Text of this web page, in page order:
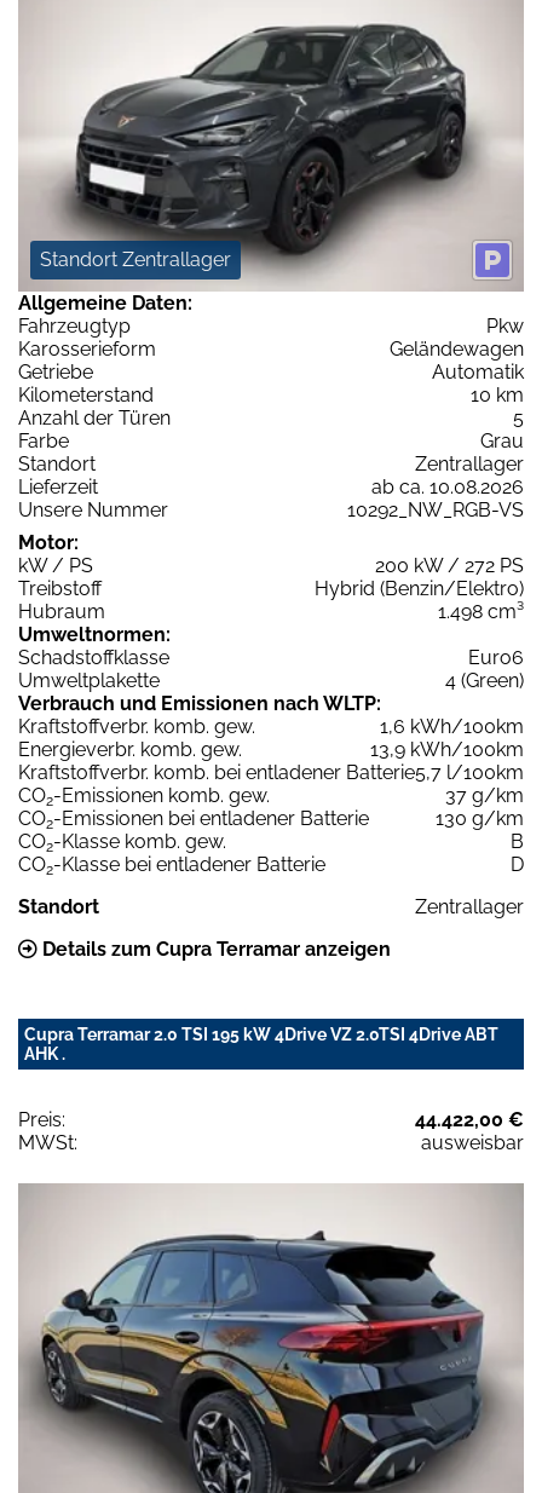
Standort Zentrallager
Allgemeine Daten:
Fahrzeugtyp
Pkw
Karosserieform
Geländewagen
Getriebe
Automatik
Kilometerstand
10 km
Anzahl der Türen
5
Farbe
Grau
Standort
Zentrallager
Lieferzeit
ab ca. 10.08.2026
Unsere Nummer
10292_NW_RGB-VS
Motor:
kW / PS
200 kW / 272 PS
Treibstoff
Hybrid (Benzin/Elektro)
Hubraum
1.498 cm³
Umweltnormen:
Schadstoffklasse
Euro6
Umweltplakette
4 (Green)
Verbrauch und Emissionen nach WLTP:
Kraftstoffverbr. komb. gew.
1,6 kWh/100km
Energieverbr. komb. gew.
13,9 kWh/100km
Kraftstoffverbr. komb. bei entladener Batterie5,7 l/100km
CO2-Emissionen komb. gew.
37 g/km
CO2-Emissionen bei entladener Batterie
130 g/km
CO2-Klasse komb. gew.
B
CO2-Klasse bei entladener Batterie
D
Standort
Zentrallager
Details zum Cupra Terramar anzeigen
Cupra Terramar 2.0 TSI 195 kW 4Drive VZ 2.0TSI 4Drive ABT
AHK .
Preis:
44.422,00 €
MWSt:
ausweisbar